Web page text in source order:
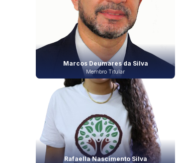
Marcos Deumares da Silva
Membro Titular
Rafaella Nascimento Silva